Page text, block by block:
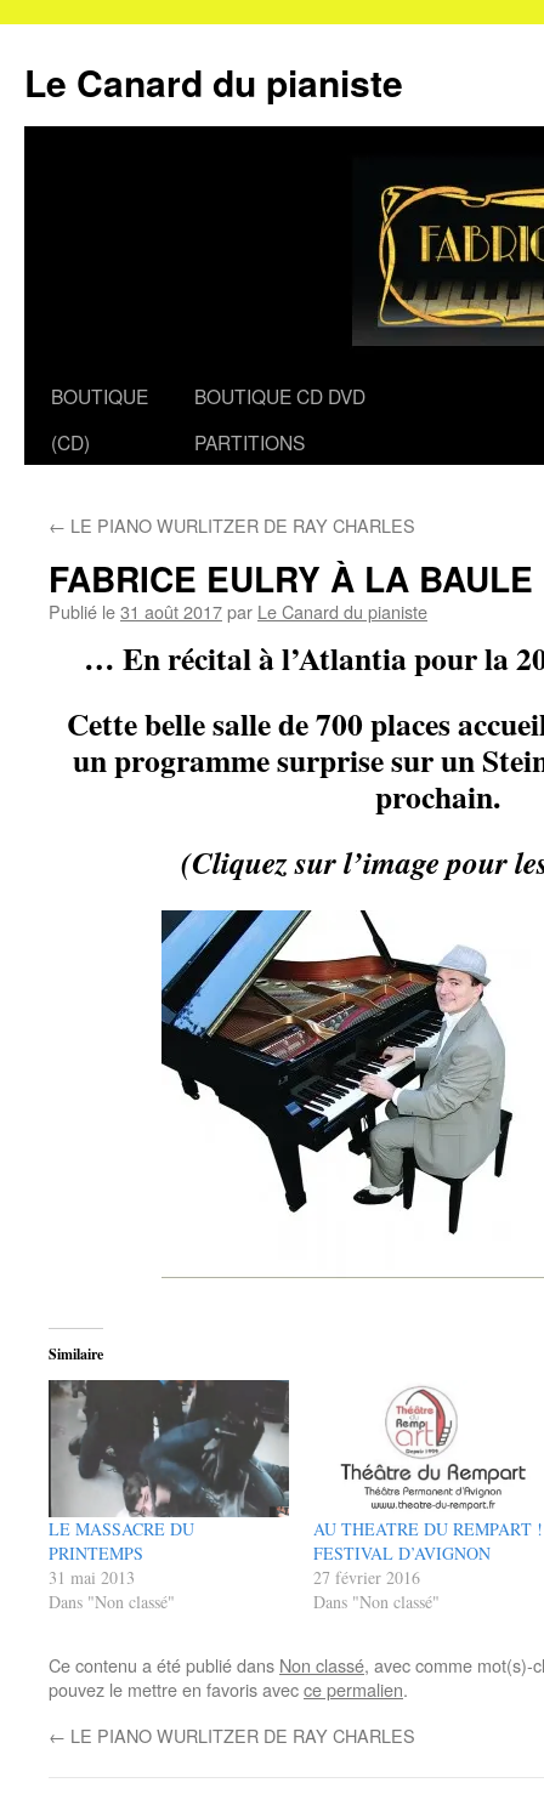
Le Canard du pianiste
Aller
BOUTIQUE
(CD)
BOUTIQUE CD DVD
PARTITIONS
← LE PIANO WURLITZER DE RAY CHARLES
FABRICE EULRY À LA BAULE
Publié le31 août 2017par Le Canard du pianiste
… En récital à l’Atlantia pour la
Cette belle salle de 700 places
un programme surprise sur un
prochain.
(Cliquez sur l’image pour
Similaire
LE MASSACRE DU
PRINTEMPS
31 mai 2013
Dans "Non classé"
AU THEATRE DU REMPART !
FESTIVAL D’AVIGNON
27 février 2016
Dans "Non classé"
Ce contenu a été publié dans Non classé, avec comme mot(s)-
pouvez le mettre en favoris avecce permalien.
← LE PIANO WURLITZER DE RAY CHARLES